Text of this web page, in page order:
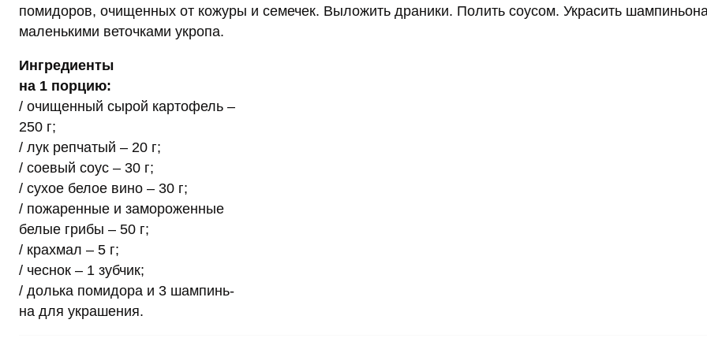
помидоров, очищенных от кожуры и семечек. Выложить драники. Полить соусом. Украсить
маленькими веточками укропа.
Ингредиенты
на 1 порцию:
/ очищенный сырой картофель –
250 г;
/ лук репчатый – 20 г;
/ соевый соус – 30 г;
/ сухое белое вино – 30 г;
/ пожаренные и замороженные
белые грибы – 50 г;
/ крахмал – 5 г;
/ чеснок – 1 зубчик;
/ долька помидора и 3 шампинь-
на для украшения.